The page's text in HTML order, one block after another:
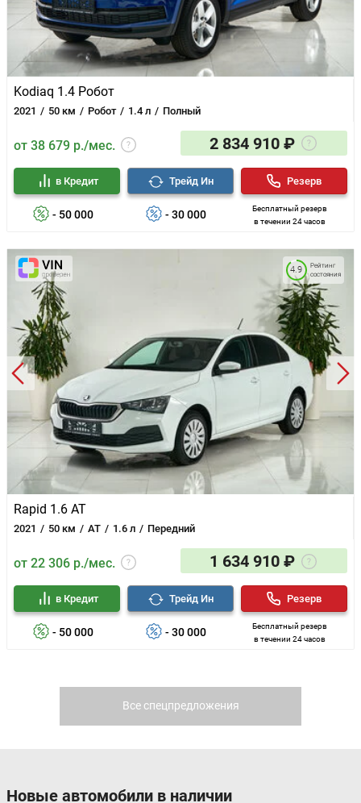
Kodiaq 1.4 Робот
2021 50 км Робот 1.4 л Полный
от 38 679 р./мес. 2 834 910 ₽
- 50 000
в Кредит
- 30 000
Трейд Ин
Бесплатный резерв
в течении 24 часов
Резерв
Rapid 1.6 AT
2021 50 км AT 1.6 л Передний
Рейтинг
состояния
4.9
от 22 306 р./мес. 1 634 910 ₽
- 50 000
в Кредит
- 30 000
Трейд Ин
Бесплатный резерв
в течении 24 часов
Резерв
Все спецпредложения
Новые автомобили в наличии